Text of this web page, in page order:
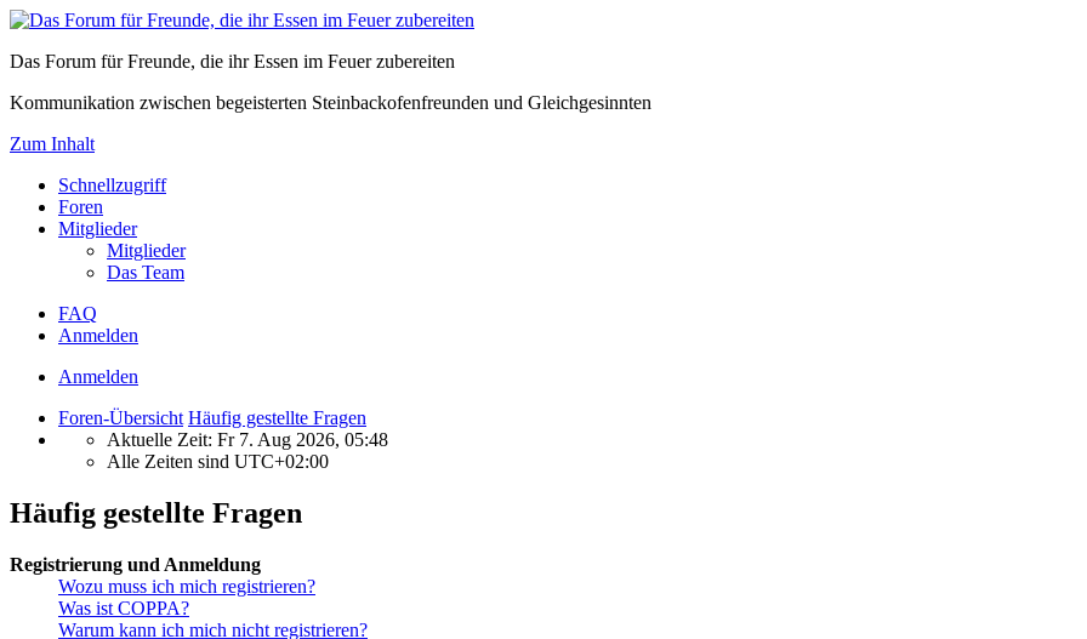
Das Forum für Freunde, die ihr Essen im Feuer zubereiten
Kommunikation zwischen begeisterten Steinbackofenfreunden und Gleichgesinnten
Zum Inhalt
Schnellzugriff
Foren
Mitglieder
Mitglieder
Das Team
FAQ
Anmelden
Anmelden
Foren-Übersicht Häufig gestellte Fragen
Aktuelle Zeit: Fr 7. Aug 2026, 05:48
Alle Zeiten sind UTC+02:00
Häufig gestellte Fragen
Registrierung und Anmeldung
Wozu muss ich mich registrieren?
Was ist COPPA?
Warum kann ich mich nicht registrieren?